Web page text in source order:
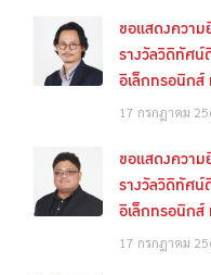
ขอแสดงควา
รางวัลวิดิทัศ
อิเล็กทรอนิก
17 กรกฎาคม
ขอแสดงควา
รางวัลวิดิทัศ
อิเล็กทรอนิก
17 กรกฎาคม